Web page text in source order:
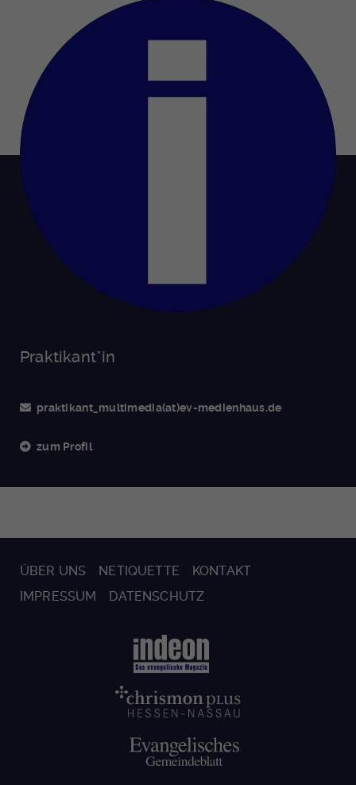
Praktikant*in
praktikant_multimedia(at)ev-medienhaus.de
zum Profil
ÜBER UNS NETIQUETTE
KONTAKT
IMPRESSUM
DATENSCHUTZ